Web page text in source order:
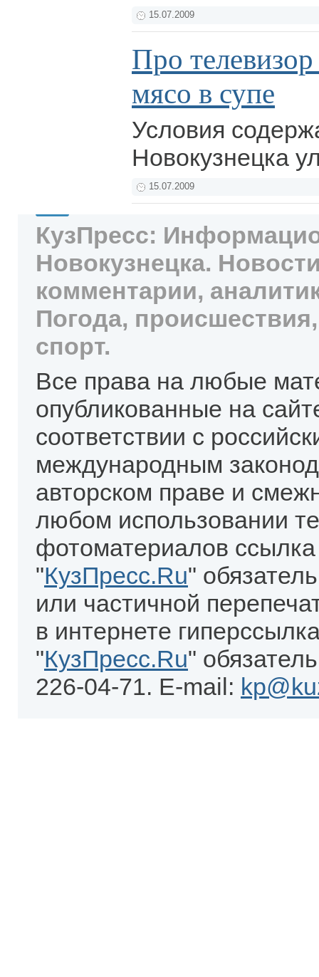
15.07.2009
Про
мясо в супе
Условия
Новокузнецка
15.07.2009
КузПресс:
Новокузнецка.
комментарии,
Погода,
спорт.
Все права на любые
опубликованные на
соответствии с
международным
авторском праве и
любом использовании
фотоматериалов
"КузПресс.Ru"
или частичной
в интернете
"КузПресс.Ru"
226-04-71. E-mail: